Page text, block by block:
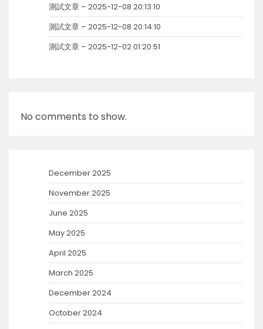
測試文章 – 2025-12-08 20:13:10
測試文章 – 2025-12-08 20:14:10
測試文章 – 2025-12-02 01:20:51
No comments to show.
December 2025
November 2025
June 2025
May 2025
April 2025
March 2025
December 2024
October 2024